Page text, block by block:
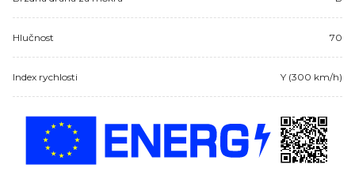
Hlučnost 70
Index rychlosti Y (300 km/h)